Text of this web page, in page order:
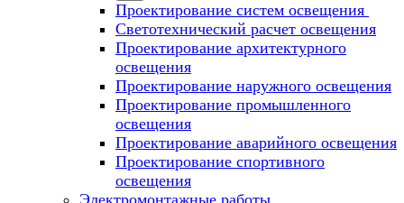
Проектирование систем освещения
Светотехнический расчет освещения
Проектирование архитектурного
освещения
Проектирование наружного освещения
Проектирование промышленного
освещения
Проектирование аварийного освещения
Проектирование спортивного
освещения
Электромонтажные работы